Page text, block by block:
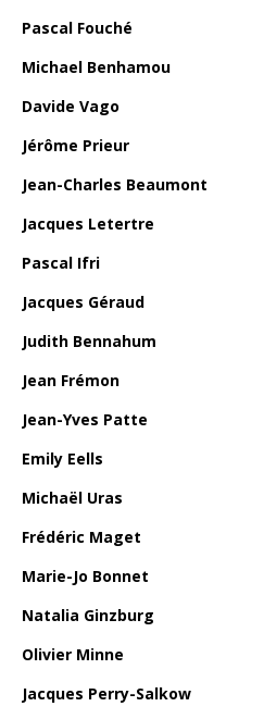
Pascal Fouché
Michael Benhamou
Davide Vago
Jérôme Prieur
Jean-Charles Beaumont
Jacques Letertre
Pascal Ifri
Jacques Géraud
Judith Bennahum
Jean Frémon
Jean-Yves Patte
Emily Eells
Michaël Uras
Frédéric Maget
Marie-Jo Bonnet
Natalia Ginzburg
Olivier Minne
Jacques Perry-Salkow